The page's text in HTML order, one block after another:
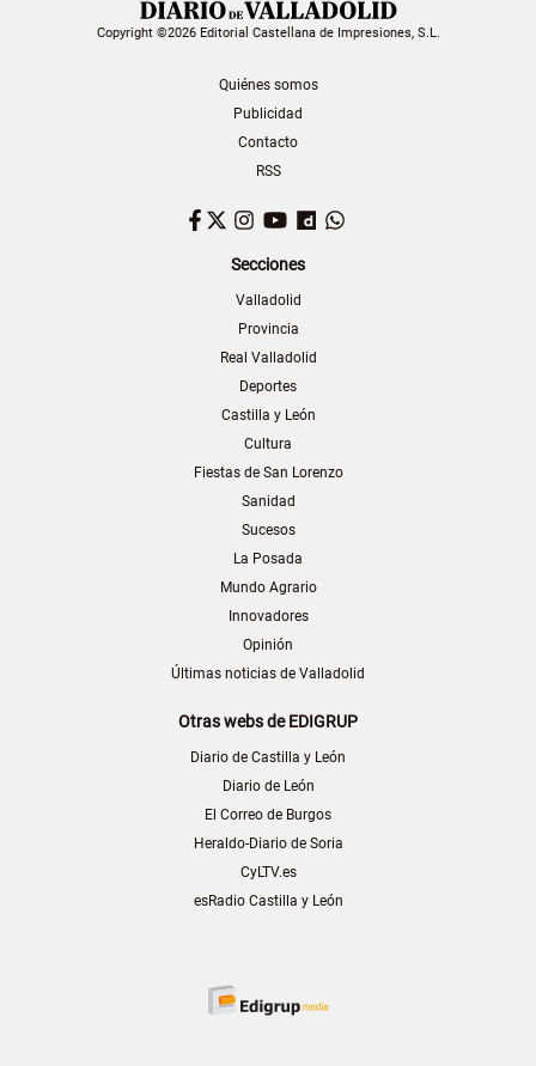
Copyright ©2026 Editorial Castellana de Impresiones, S.L.
Quiénes somos
Publicidad
Contacto
RSS
Facebook
TwitterInstagram
YouTubeDailymotion
Secciones
Valladolid
Provincia
Real Valladolid
Deportes
Castilla y León
Cultura
Fiestas de San Lorenzo
Sanidad
Sucesos
La Posada
Mundo Agrario
Innovadores
Opinión
Últimas noticias de Valladolid
Otras webs de EDIGRUP
Diario de Castilla y León
Diario de León
El Correo de Burgos
Heraldo-Diario de Soria
CyLTV.es
esRadio Castilla y León